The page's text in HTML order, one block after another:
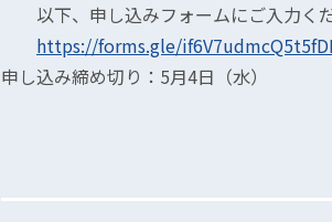
以下、申し込みフォームにご入力くだ
https://forms.gle/
申し込み締め切り：5月4日（水）